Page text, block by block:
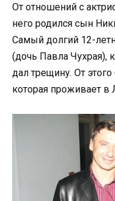
От отношений с
него родился сын
Самый долгий 12-
(дочь Павла Чухрая),
дал трещину. От
которая проживает в